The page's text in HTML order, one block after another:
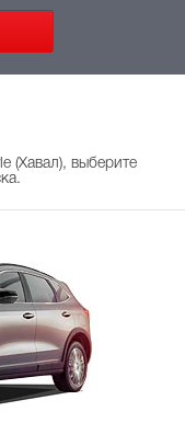
(Хавал), выберите